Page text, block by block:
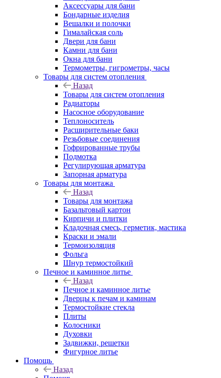
Аксессуары для бани
Бондарные изделия
Вешалки и полочки
Гималайская соль
Двери для бани
Камни для бани
Окна для бани
Термометры, гигрометры, часы
Товары для систем отопления
Назад
Товары для систем отопления
Радиаторы
Насосное оборудование
Теплоноситель
Расширительные баки
Резьбовые соединения
Гофрированные трубы
Подмотка
Регулирующая арматура
Запорная арматура
Товары для монтажа
Назад
Товары для монтажа
Базальтовый картон
Кирпичи и плитки
Кладочная смесь, герметик, мастика
Краски и эмали
Термоизоляция
Фольга
Шнур термостойкий
Печное и каминное литье
Назад
Печное и каминное литье
Дверцы к печам и каминам
Термостойкие стекла
Плиты
Колосники
Духовки
Задвижки, решетки
Фигурное литье
Помощь
Назад